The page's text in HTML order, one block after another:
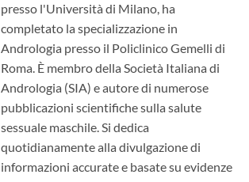
presso l'Università di Milano, ha
completato la specializzazione in
Andrologia presso il Policlinico Gemelli di
Roma. È membro della Società Italiana di
Andrologia (SIA) e autore di numerose
pubblicazioni scientifiche sulla salute
sessuale maschile. Si dedica
quotidianamente alla divulgazione di
informazioni accurate e basate su evidenze